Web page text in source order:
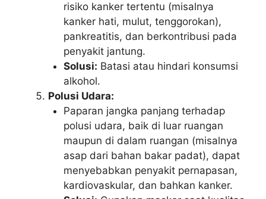
risiko kanker tertentu (misalnya
kanker hati, mulut, tenggorokan),
pankreatitis, dan berkontribusi pada
penyakit jantung.
Solusi: Batasi atau hindari konsumsi
alkohol.
Polusi Udara:
Paparan jangka panjang terhadap
polusi udara, baik di luar ruangan
maupun di dalam ruangan (misalnya
asap dari bahan bakar padat), dapat
menyebabkan penyakit pernapasan,
kardiovaskular, dan bahkan kanker.